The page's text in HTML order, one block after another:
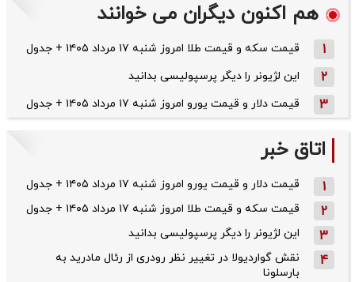
هم اکنون دیگران می خوانند
1 قیمت سکه و قیمت طلا امروز شنبه ۱۷ مرداد ۱۴۰۵ + جدول
2 این لژیونر را دیگر پرسپولیسی بدانید
3 قیمت دلار و قیمت یورو امروز شنبه ۱۷ مرداد ۱۴۰۵ + جدول
اتاق خبر
1 قیمت دلار و قیمت یورو امروز شنبه ۱۷ مرداد ۱۴۰۵ + جدول
2 قیمت سکه و قیمت طلا امروز شنبه ۱۷ مرداد ۱۴۰۵ + جدول
3 این لژیونر را دیگر پرسپولیسی بدانید
4
نقش گواردیولا در تغییر نظر رودری از رئال مادرید به
بارسلونا